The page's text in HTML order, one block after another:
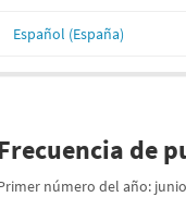
Español (España)
de
número del año: